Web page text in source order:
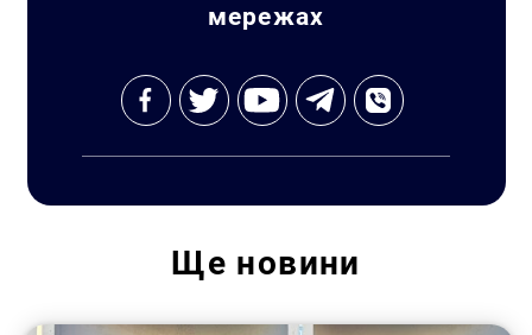
мережах
Ще новини